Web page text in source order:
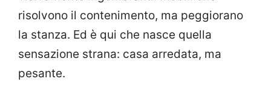
risolvono il contenimento, ma peggiorano
la stanza. Ed è qui che nasce quella
sensazione strana: casa arredata, ma
pesante.